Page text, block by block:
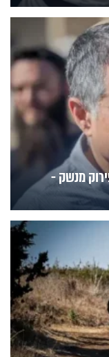
מנשק -